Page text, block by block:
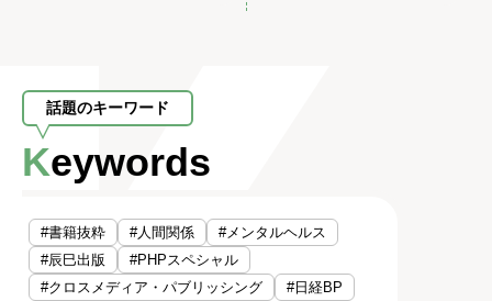
話題のキーワード
Keywords
#書籍抜粋 #人間関係
#メンタルヘルス
#辰巳出版
#PHPスペシャル
#クロスメディア・パブリッシング
#日経BP